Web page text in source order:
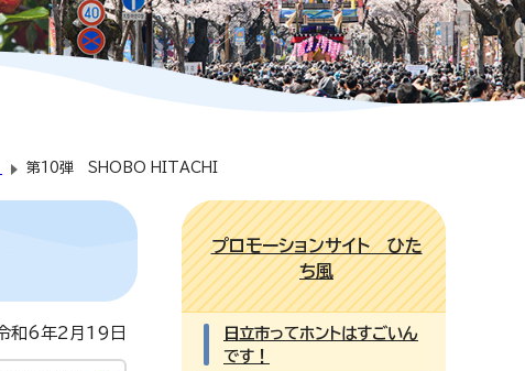
第10弾 SHOBO HITACHI
和6年2月19日
プロモーションサイト ひた
ち風
日立市ってホントはすごいん
です！